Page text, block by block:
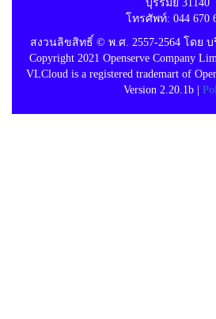
บุรีรัมย์ 31140
โทรศัพท์: 044 670
สงวนลิขสิทธิ์ © พ.ศ. 2557-2564 โดย
Copyright 2021 Openserve Company
VLCloud is a registered trademart of
Version 2.20.1b |